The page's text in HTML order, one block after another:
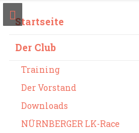
Startseite
Der Club
Training
Der Vorstand
Downloads
NÜRNBERGER LK-Race